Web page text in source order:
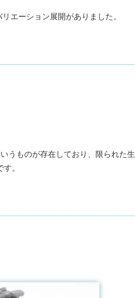
エーション展開がありました。
うものが存在しており、限られた生
。